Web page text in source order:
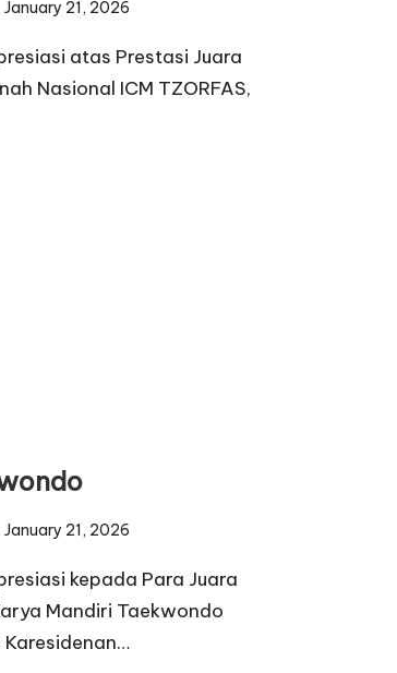
January 21, 2026
atas Prestasi Juara
Nasional ICM TZORFAS,
January 21, 2026
kepada Para Juara
Mandiri Taekwondo